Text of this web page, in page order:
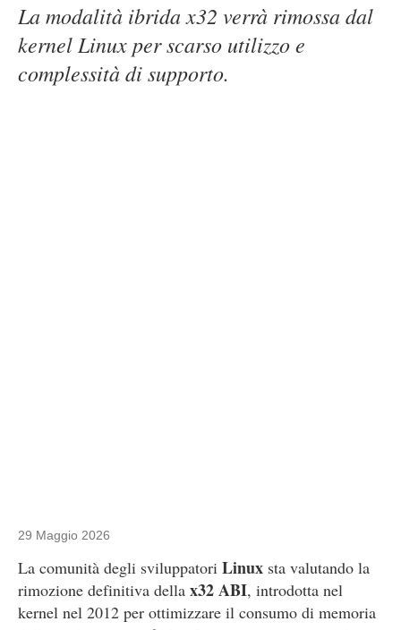
La modalità ibrida x32 verrà rimossa dal
kernel Linux per scarso utilizzo e
complessità di supporto.
29 Maggio 2026
La comunità degli sviluppatori Linux sta valutando la
rimozione definitiva della x32 ABI, introdotta nel
kernel nel 2012 per ottimizzare il consumo di memoria